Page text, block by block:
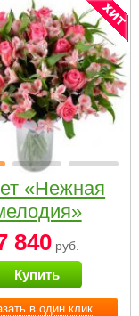
в один клик
«Нежная
840руб.
Купить